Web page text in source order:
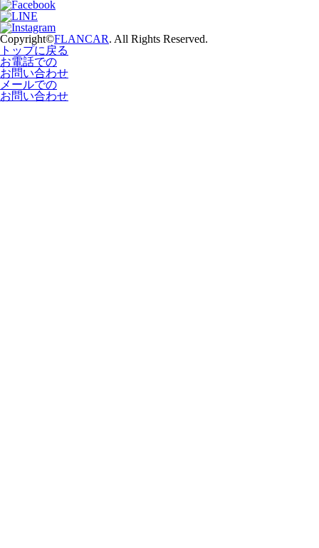
Copyright©FLANCAR. All Rights Reserved.
トップに戻る
お電話での
お問い合わせ
メールでの
お問い合わせ